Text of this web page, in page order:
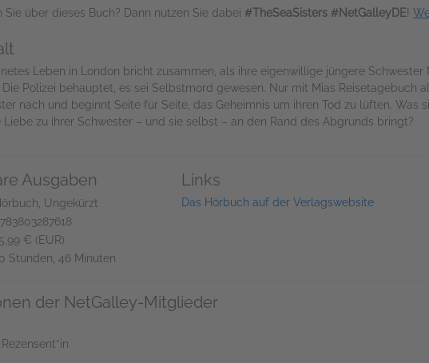
Sie über dieses Buch? Dann nutzen Sie dabei #TheSeaSisters #NetGalleyDE!
Leben in London bricht zusammen, als ihre eigenwillige jüngere
Die Polizei behauptet, es sei Selbstmord gewesen. Nur mit Mias Reisetagebuch
nach und beginnt Seite für Seite, das Geheimnis um ihren Tod zu lüften. Was
Liebe zu ihrer Schwester – und sie selbst – an den Rand des Abgrunds bringt?
Ausgaben
Ungekürzt
€ (EUR)
Stunden, 46 Minuten
Links
Das Hörbuch auf der Verlagswebsite
der NetGalley-Mitglieder
Rezensent*in